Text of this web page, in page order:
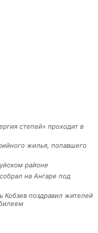
степей» проходит в
жилья, попавшего
районе
на Ангаре под
Кобзев поздравил жителей